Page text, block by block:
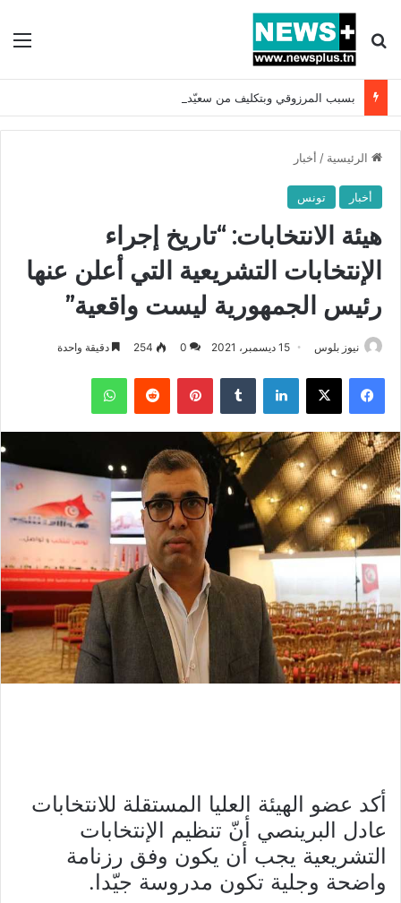
بحث عن
الرئيسية / أخبار
أخبار تونس
هيئة الانتخابات: “تاريخ إجراء
الإنتخابات التشريعية التي أعلن عنها
رئيس الجمهورية ليست واقعية”
نيوز بلوس 15 ديسمبر، 2021 0
254 دقيقة واحدة
فيسبوك X لينكدإن بينتيريست واتساب
أكد عضو الهيئة العليا المستقلة للانتخابات
عادل البرينصي أنّ تنظيم الإنتخابات
التشريعية يجب أن يكون وفق رزنامة
واضحة وجلية تكون مدروسة جيّدا.